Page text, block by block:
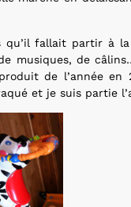
qu’il fallait partir à
musiques, de
de l’année
et je suis partie